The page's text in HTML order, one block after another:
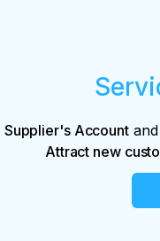
Supplier's Accountand
Attract new